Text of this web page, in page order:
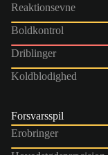
Reaktionsevne
Boldkontrol
Driblinger
Koldblodighed
Forsvarsspil
Erobringer